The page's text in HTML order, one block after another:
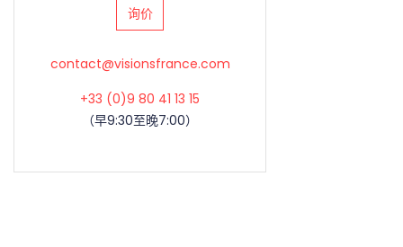
询价
contact@visionsfrance.com
+33 (0)9 80 41 13 15
（早9:30至晚7:00）